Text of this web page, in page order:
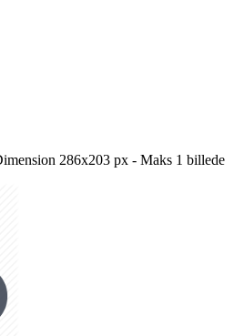
286x203 px - Maks 1 billede